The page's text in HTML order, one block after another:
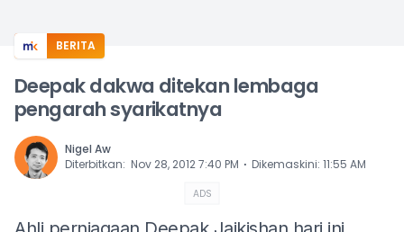
BERITA
Deepak dakwa ditekan lembaga
pengarah syarikatnya
Nigel Aw
Diterbitkan: Nov 28, 2012 7:40 PM ⋅ Dikemaskini: 11:55 AM
ADS